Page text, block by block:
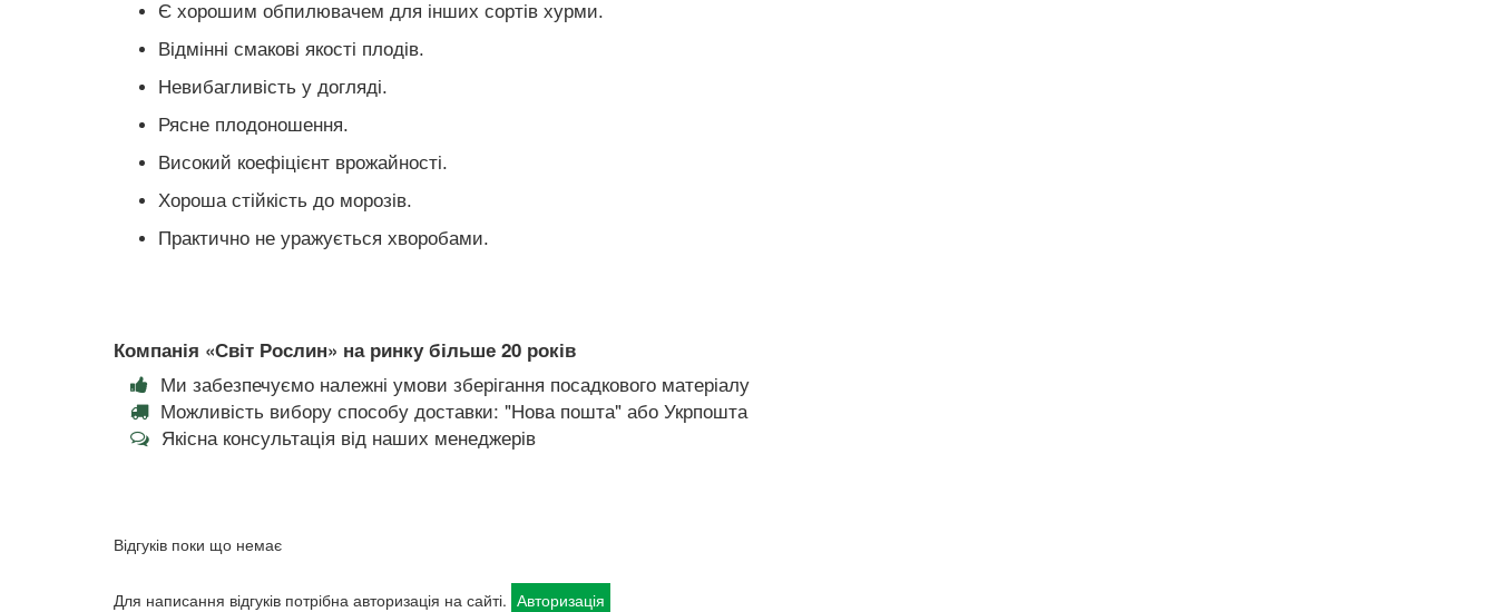
Є хорошим обпилювачем для інших сортів хурми.
Відмінні смакові якості плодів.
Невибагливість у догляді.
Рясне плодоношення.
Високий коефіцієнт врожайності.
Хороша стійкість до морозів.
Практично не уражується хворобами.
Компанія «Світ Рослин» на ринку більше 20 років
Ми забезпечуємо належні умови зберігання посадкового матеріалу
Можливість вибору способу доставки: "Нова пошта" або Укрпошта
Якісна консультація від наших менеджерів
Відгуків поки що немає
Для написання відгуків потрібна авторизація на сайті. Авторизація